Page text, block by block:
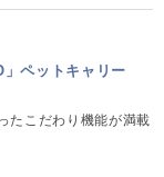
ペットキャリー
たこだわり機能が満載